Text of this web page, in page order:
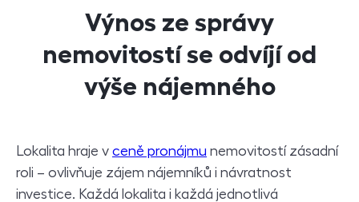
Výnos ze správy
nemovitostí se odvíjí od
výše nájemného
Lokalita hraje v ceně pronájmu nemovitostí zásadní
roli – ovlivňuje zájem nájemníků i návratnost
investice. Každá lokalita i každá jednotlivá